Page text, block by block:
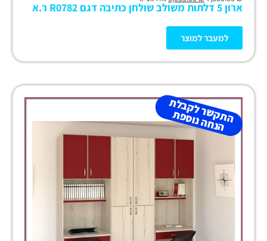
ארון 5 דלתות משולב שולחן כתיבה דגם R0782 ר.א
למעבר למוצר
ה
ת
ק
ש
ר
ל
ק
ב
ל
ת
הנ
ח
ה נו
ס
פ
ת